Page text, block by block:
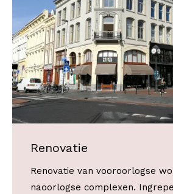
Renovatie
Renovatie van vooroorlogse
naoorlogse complexen.